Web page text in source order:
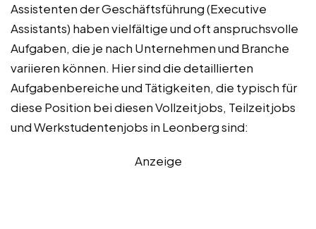
Assistenten der Geschäftsführung (Executive
Assistants) haben vielfältige und oft anspruchsvolle
Aufgaben, die je nach Unternehmen und Branche
variieren können. Hier sind die detaillierten
Aufgabenbereiche und Tätigkeiten, die typisch für
diese Position bei diesen Vollzeitjobs, Teilzeitjobs
und Werkstudentenjobs in Leonberg sind:
Anzeige